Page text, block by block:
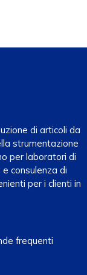
di articoli da
strumentazione
per laboratori di
consulenza di
per i clienti in
frequenti